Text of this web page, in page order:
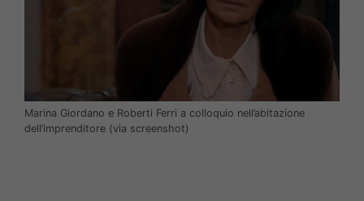
Marina Giordano e Roberti Ferri a colloquio nell’abitazione
dell’imprenditore (via screenshot)